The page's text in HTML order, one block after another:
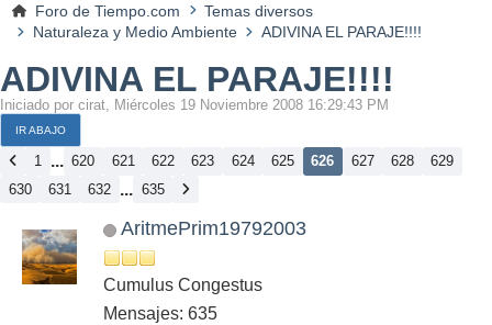
Foro de Tiempo.com
Temas diversos
Naturaleza y Medio Ambiente
ADIVINA EL PARAJE!!!!
ADIVINA EL PARAJE!!!!
Iniciado por cirat, Miércoles 19 Noviembre 2008 16:29:43 PM
IR ABAJO
1 ... 620 621 622 623 624 625 626 627 628
629
630
631 632 ... 635
AritmePrim19792003
Cumulus Congestus
Mensajes: 635